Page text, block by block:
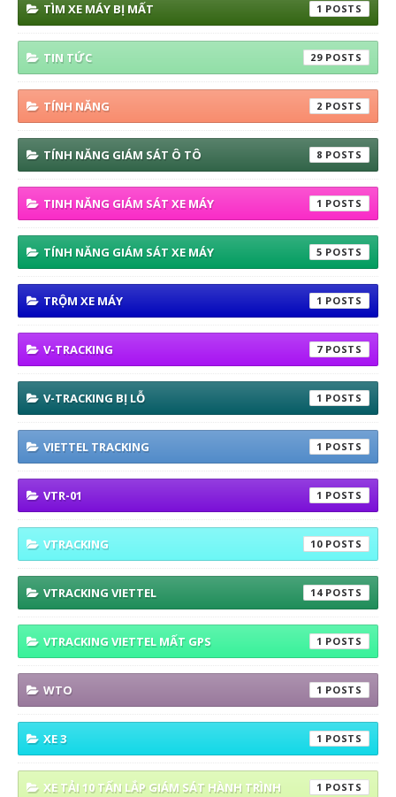
TÌM XE MÁY BỊ MẤT 1
TIN TỨC 29
TÍNH NĂNG 2
TÍNH NĂNG GIÁM SÁT Ô TÔ 8
TINH NĂNG GIÁM SÁT XE MÁY 1
TÍNH NĂNG GIÁM SÁT XE MÁY 5
TRỘM XE MÁY 1
V-TRACKING 7
V-TRACKING BỊ LỖ 1
VIETTEL TRACKING 1
VTR-01 1
VTRACKING 10
VTRACKING VIETTEL 14
VTRACKING VIETTEL MẤT GPS 1
WTO 1
XE 3 1
XE TẢI 10 TẤN LẮP GIÁM SÁT HÀNH TRÌNH 1